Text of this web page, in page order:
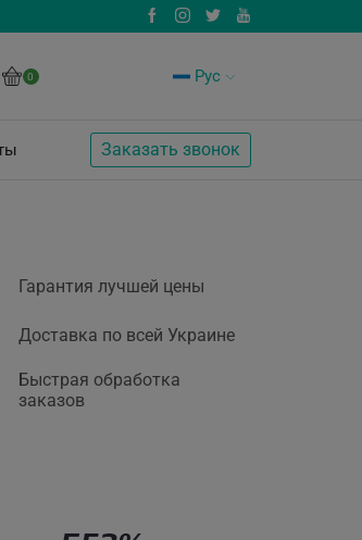
0 Рус
Заказать звонок
Гарантия лучшей цены
Доставка по всей Украине
Быстрая обработка
заказов